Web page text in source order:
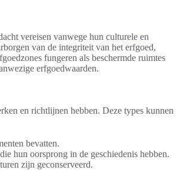
vereisen vanwege hun culturele en
van de integriteit van het erfgoed,
fungeren als beschermde ruimtes
erfgoedwaarden.
en richtlijnen hebben. Deze types kunnen
bevatten.
hun oorsprong in de geschiedenis hebben.
zijn geconserveerd.